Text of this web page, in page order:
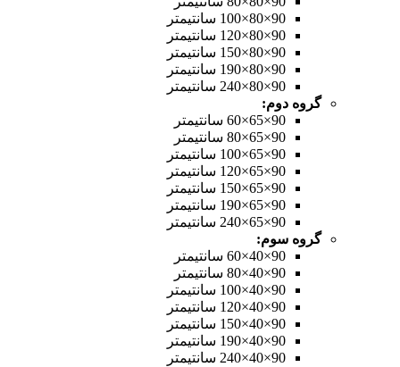
90×80×100 سانتیمتر
90×80×120 سانتیمتر
90×80×150 سانتیمتر
90×80×190 سانتیمتر
90×80×240 سانتیمتر
گروه دوم:
90×65×60 سانتیمتر
90×65×80 سانتیمتر
90×65×100 سانتیمتر
90×65×120 سانتیمتر
90×65×150 سانتیمتر
90×65×190 سانتیمتر
90×65×240 سانتیمتر
گروه سوم:
90×40×60 سانتیمتر
90×40×80 سانتیمتر
90×40×100 سانتیمتر
90×40×120 سانتیمتر
90×40×150 سانتیمتر
90×40×190 سانتیمتر
90×40×240 سانتیمتر